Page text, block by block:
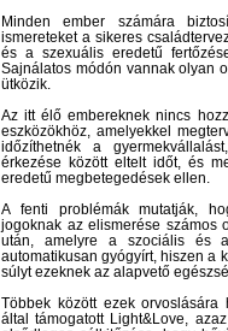
Minden ember számára
ismereteket a sikeres
és a szexuális eredetű
Sajnálatos módón vannak olyan
ütközik.
Az itt élő embereknek nincs
eszközökhöz, amelyekkel
időzíthetnék a
érkezése között eltelt időt, és
eredetű megbetegedések ellen.
A fenti problémák mutatják,
jogoknak az elismerése számos
után, amelyre a szociális és
automatikusan gyógyírt, hiszen a
súlyt ezeknek az alapvető
Többek között ezek
által támogatott Light&Love,